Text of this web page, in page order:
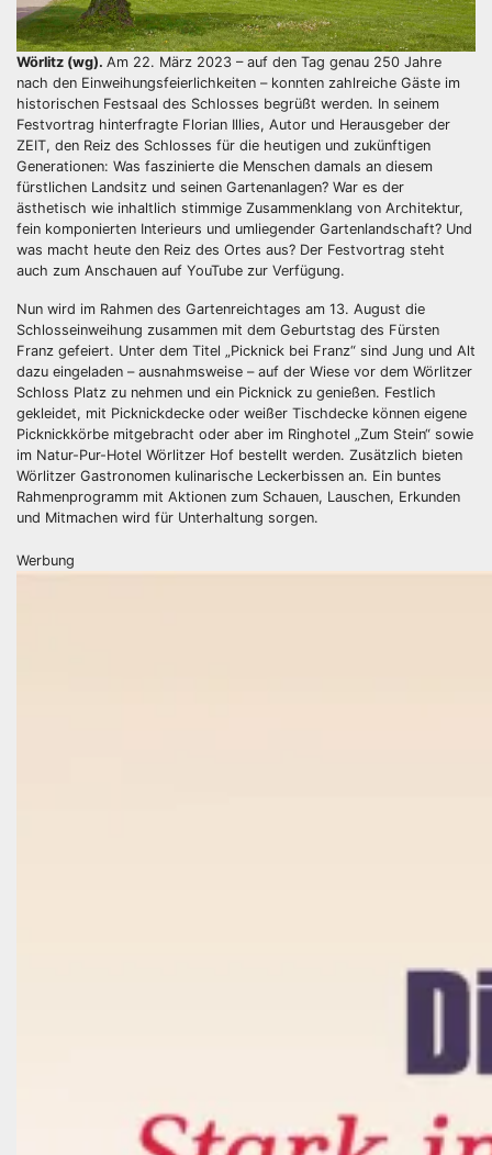
Wörlitz (wg). Am 22. März 2023 – auf den Tag genau 250 Jahre
nach den Einweihungsfeierlichkeiten – konnten zahlreiche Gäste im
historischen Festsaal des Schlosses begrüßt werden. In seinem
Festvortrag hinterfragte Florian Illies, Autor und Herausgeber der
ZEIT, den Reiz des Schlosses für die heutigen und zukünftigen
Generationen: Was faszinierte die Menschen damals an diesem
fürstlichen Landsitz und seinen Gartenanlagen? War es der
ästhetisch wie inhaltlich stimmige Zusammenklang von Architektur,
fein komponierten Interieurs und umliegender Gartenlandschaft? Und
was macht heute den Reiz des Ortes aus? Der Festvortrag steht
auch zum Anschauen auf YouTube zur Verfügung.
Nun wird im Rahmen des Gartenreichtages am 13. August die
Schlosseinweihung zusammen mit dem Geburtstag des Fürsten
Franz gefeiert. Unter dem Titel „Picknick bei Franz“ sind Jung und Alt
dazu eingeladen – ausnahmsweise – auf der Wiese vor dem Wörlitzer
Schloss Platz zu nehmen und ein Picknick zu genießen. Festlich
gekleidet, mit Picknickdecke oder weißer Tischdecke können eigene
Picknickkörbe mitgebracht oder aber im Ringhotel „Zum Stein“ sowie
im Natur-Pur-Hotel Wörlitzer Hof bestellt werden. Zusätzlich bieten
Wörlitzer Gastronomen kulinarische Leckerbissen an. Ein buntes
Rahmenprogramm mit Aktionen zum Schauen, Lauschen, Erkunden
und Mitmachen wird für Unterhaltung sorgen.
Werbung